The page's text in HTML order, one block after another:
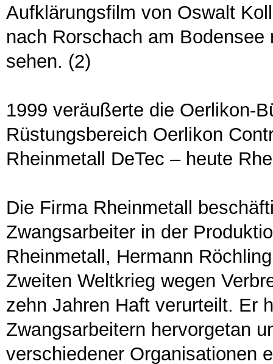
Aufklärungsfilm von Oswalt
nach Rorschach am
sehen. (2)
1999 veräußerte die Oerlikon-
Rüstungsbereich Oerlikon
Rheinmetall DeTec – heute
Die Firma Rheinmetall
Zwangsarbeiter in der
Rheinmetall, Hermann
Zweiten Weltkrieg wegen
zehn Jahren Haft verurteilt. Er
Zwangsarbeitern hervorgetan
verschiedener Organisationen